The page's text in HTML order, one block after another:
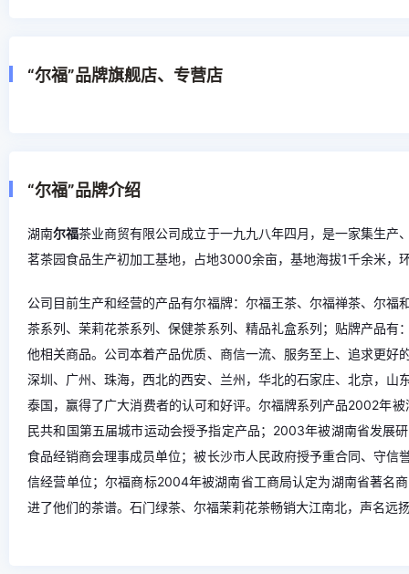
“尔福”品牌旗舰店、专营店
“尔福”品牌介绍
湖南尔福茶业商贸有限公司成立于一九九八年四月，是一家集生
茗茶园食品生产初加工基地，占地3000余亩，基地海拔1千余米，
公司目前生产和经营的产品有尔福牌：尔福王茶、尔福禅茶、尔
茶系列、茉莉花茶系列、保健茶系列、精品礼盒系列；贴牌产品
他相关商品。公司本着产品优质、商信一流、服务至上、追求更
深圳、广州、珠海，西北的西安、兰州，华北的石家庄、北京，
泰国，赢得了广大消费者的认可和好评。尔福牌系列产品2002年
民共和国第五届城市运动会授予指定产品；2003年被湖南省发展
食品经销商会理事成员单位；被长沙市人民政府授予重合同、守
信经营单位；尔福商标2004年被湖南省工商局认定为湖南省著名
进了他们的茶谱。石门绿茶、尔福茉莉花茶畅销大江南北，声名远